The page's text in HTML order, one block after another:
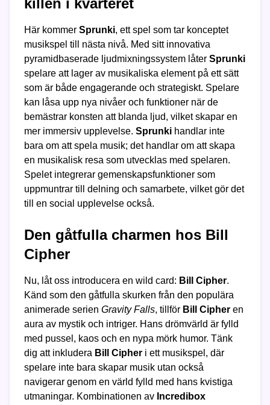
killen i kvarteret
Här kommer Sprunki, ett spel som tar konceptet
musikspel till nästa nivå. Med sitt innovativa
pyramidbaserade ljudmixningssystem låter Sprunki
spelare att lager av musikaliska element på ett sätt
som är både engagerande och strategiskt. Spelare
kan låsa upp nya nivåer och funktioner när de
bemästrar konsten att blanda ljud, vilket skapar en
mer immersiv upplevelse. Sprunki handlar inte
bara om att spela musik; det handlar om att skapa
en musikalisk resa som utvecklas med spelaren.
Spelet integrerar gemenskapsfunktioner som
uppmuntrar till delning och samarbete, vilket gör det
till en social upplevelse också.
Den gåtfulla charmen hos Bill
Cipher
Nu, låt oss introducera en wild card: Bill Cipher.
Känd som den gåtfulla skurken från den populära
animerade serien Gravity Falls, tillför Bill Cipher en
aura av mystik och intriger. Hans drömvärld är fylld
med pussel, kaos och en nypa mörk humor. Tänk
dig att inkludera Bill Cipher i ett musikspel, där
spelare inte bara skapar musik utan också
navigerar genom en värld fylld med hans kvistiga
utmaningar. Kombinationen av Incredibox